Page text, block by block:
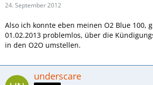
24. September 2012
Also ich konnte eben meinen O2 Blue 100,
01.02.2013 problemlos, über die
in den O2O umstellen.
underscare